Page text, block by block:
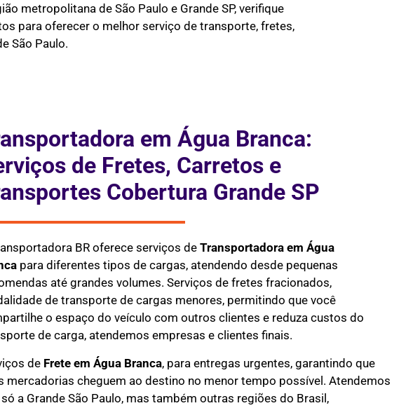
metropolitana de São Paulo e Grande SP, verifique
para oferecer o melhor serviço de transporte, fretes,
São Paulo.
em Água Branca:
de Fretes, Carretos e
Cobertura Grande SP
BR oferece serviços de Transportadora em Água
para diferentes tipos de cargas, atendendo desde pequenas
até grandes volumes. Serviços de fretes fracionados,
de transporte de cargas menores, permitindo que você
o espaço do veículo com outros clientes e reduza custos do
de carga, atendemos empresas e clientes finais.
de Frete em Água Branca, para entregas urgentes, garantindo que
mercadorias cheguem ao destino no menor tempo possível. Atendemos
a Grande São Paulo, mas também outras regiões do Brasil,